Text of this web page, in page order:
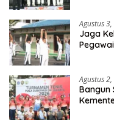
Agustus
Jaga
Agustus
Bangun